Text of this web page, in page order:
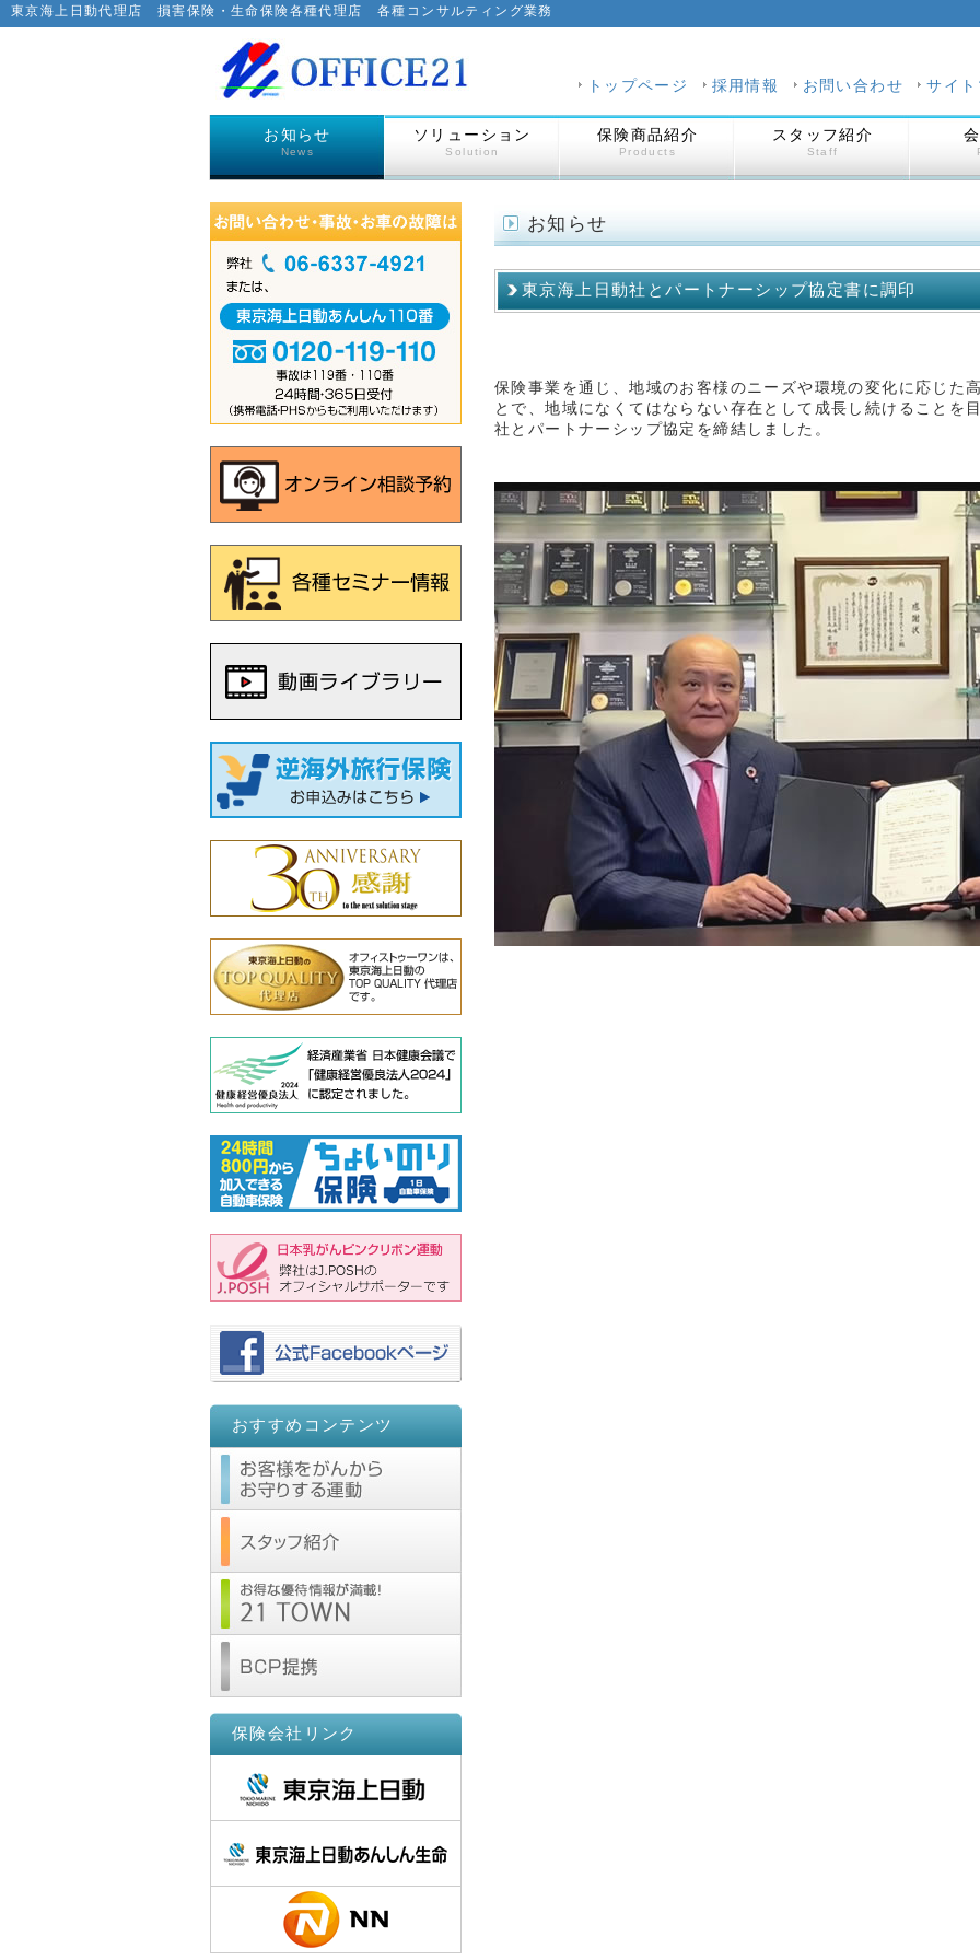
東京海上日動代理店 損害保険・生命保険各種代理店 各種コンサルティング業務
トップページ 採用情報 お問い合わせ サイ
お知らせ
News
ソリューション
Solution
保険商品紹介
Products
スタッフ紹介
Staff
おすすめコンテンツ
保険会社リンク
お知らせ
東京海上日動社とパートナーシップ協定書に調印
保険事業を通じ、地域のお客様のニーズや環境の変化に応じた
とで、地域になくてはならない存在として成長し続けることを
社とパートナーシップ協定を締結しました。